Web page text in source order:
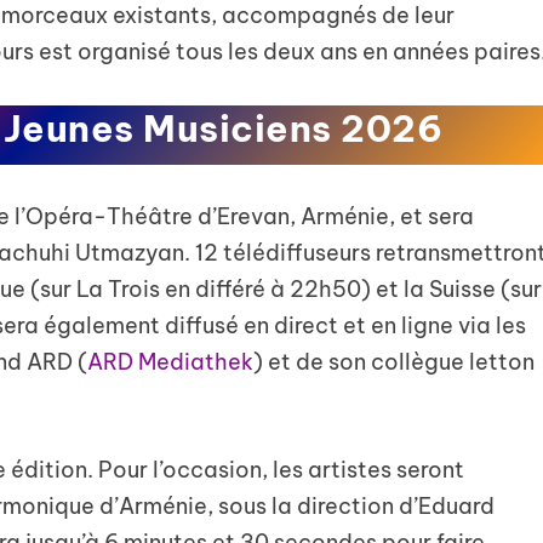
existants, accompagnés de leur
est organisé tous les deux ans en années
Musiciens 2026
Théâtre d’Erevan, Arménie, et sera
Utmazyan. 12 télédiffuseurs
(sur La Trois en différé à 22h50) et la Suisse (sur
également diffusé en direct et en ligne via les
ARD (ARD Mediathek) et de son collègue letton
Pour l’occasion, les artistes seront
d’Arménie, sous la direction d’Eduard